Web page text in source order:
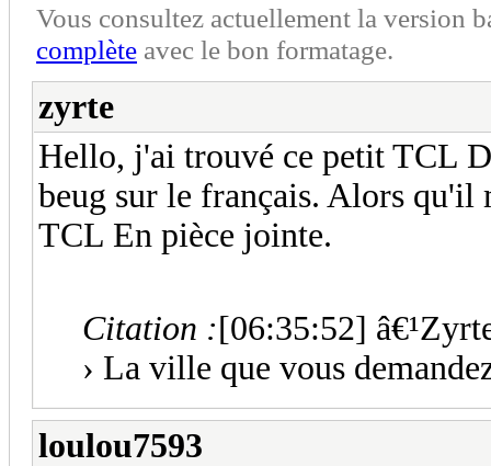
Vous consultez actuellement la version
complète avec le bon formatage.
zyrte
Hello, j'ai trouvé ce petit TCL
beug sur le français. Alors qu'il
TCL En pièce jointe.
Citation :[06:35:52]
› La ville que vous
loulou7593